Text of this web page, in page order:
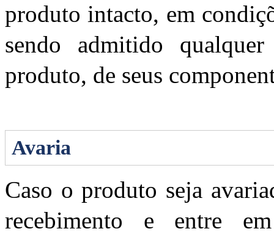
produto intacto, em
sendo admitido
produto, de seus
Avaria
Caso o produto seja
recebimento e entre